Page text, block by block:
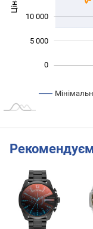
Ціна
0
5 000
10 000